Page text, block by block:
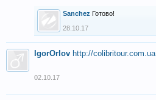
Sanchez Готово!
28.10.17
IgorOrlov http://colibritour.com.ua
02.10.17